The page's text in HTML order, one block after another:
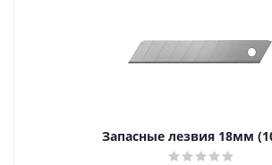
Запасные лезвия 18мм